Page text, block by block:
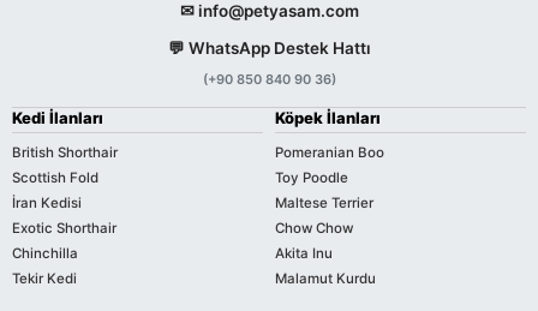
✉ info@petyasam.com
💬 WhatsApp Destek Hattı
(+90 850 840 90 36)
Kedi İlanları
British Shorthair
Scottish Fold
İran Kedisi
Exotic Shorthair
Chinchilla
Tekir Kedi
Köpek İlanları
Pomeranian Boo
Toy Poodle
Maltese Terrier
Chow Chow
Akita Inu
Malamut Kurdu